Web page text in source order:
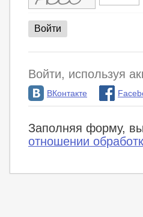
Войти, используя
ВКонтакте
Заполняя форму,
отношении